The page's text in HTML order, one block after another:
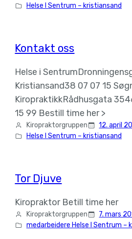
Helse I Sentrum – kristiansand
Kontakt oss
Helse i
Kristiansand38 07 07 15
KiropraktikkRådhusgata
15 99 Bestill time her >
Kiropraktorgruppen
12. april
Helse I Sentrum – kristiansand
Tor Djuve
Kiropraktor Betill time her
Kiropraktorgruppen
7. mars
medarbeidere Helse I Sentrum –